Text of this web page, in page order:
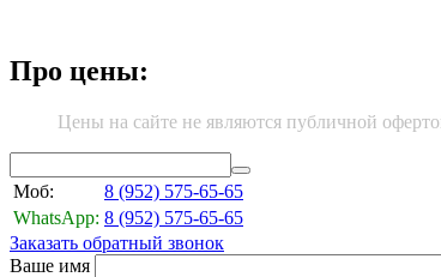
Про цены:
Цены на сайте не являются публичной
Моб: 8 (952) 575-65-65
WhatsApp: 8 (952) 575-65-65
Заказать обратный звонок
Ваше имя